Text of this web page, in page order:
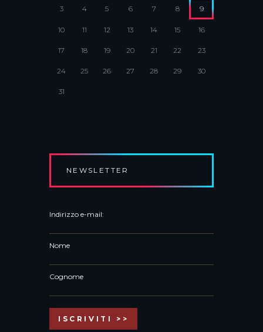
3 4 5 6 7 8 9
10 11 12 13 14 15 16
17 18 19 20 21 22 23
24 25 26 27 28 29 30
31
NEWSLETTER
Indirizzo e-mail:
Nome
Cognome